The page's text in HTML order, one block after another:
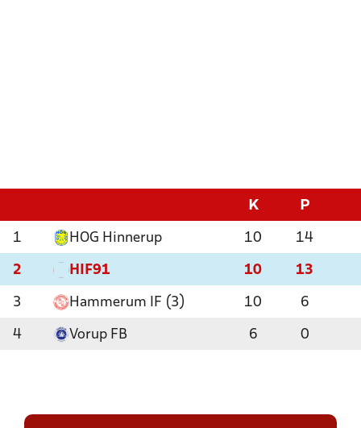
K P
1 HOG Hinnerup 10 14
2 HIF91 10 13
3 Hammerum IF (3) 10 6
4 Vorup FB 6 0